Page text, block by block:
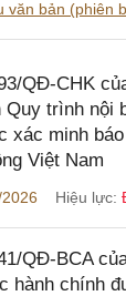
văn bản (phiên
QĐ-CHK
Quy trình nội
xác minh
Việt Nam
Hiệu lực:
QĐ-BCA
hành chính